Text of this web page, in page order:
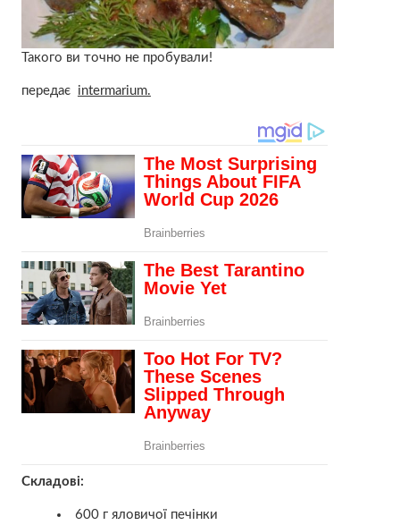
Такого ви точно не пробували!
передає intermarium.
Складові:
600 г яловичої печінки